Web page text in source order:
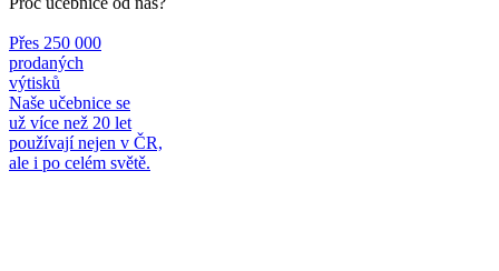
Přes 250 000
prodaných
výtisků
Naše učebnice se
už více než 20 let
používají nejen v ČR,
ale i po celém světě.